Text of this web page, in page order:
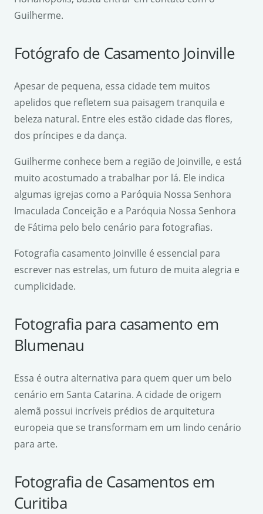
Guilherme.
Fotógrafo de Casamento Joinville
Apesar de pequena, essa cidade tem muitos
apelidos que refletem sua paisagem tranquila e
beleza natural. Entre eles estão cidade das flores,
dos príncipes e da dança.
Guilherme conhece bem a região de Joinville, e está
muito acostumado a trabalhar por lá. Ele indica
algumas igrejas como a Paróquia Nossa Senhora
Imaculada Conceição e a Paróquia Nossa Senhora
de Fátima pelo belo cenário para fotografias.
Fotografia casamento Joinville é essencial para
escrever nas estrelas, um futuro de muita alegria e
cumplicidade.
Fotografia para casamento em
Blumenau
Essa é outra alternativa para quem quer um belo
cenário em Santa Catarina. A cidade de origem
alemã possui incríveis prédios de arquitetura
europeia que se transformam em um lindo cenário
para arte.
Fotografia de Casamentos em
Curitiba